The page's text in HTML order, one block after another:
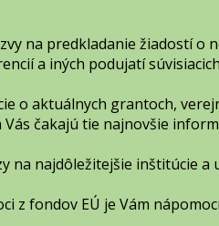
na predkladanie žiadostí o
a iných podujatí
o aktuálnych grantoch,
čakajú tie najnovšie
na najdôležitejšie inštitúcie
z fondov EÚ je Vám